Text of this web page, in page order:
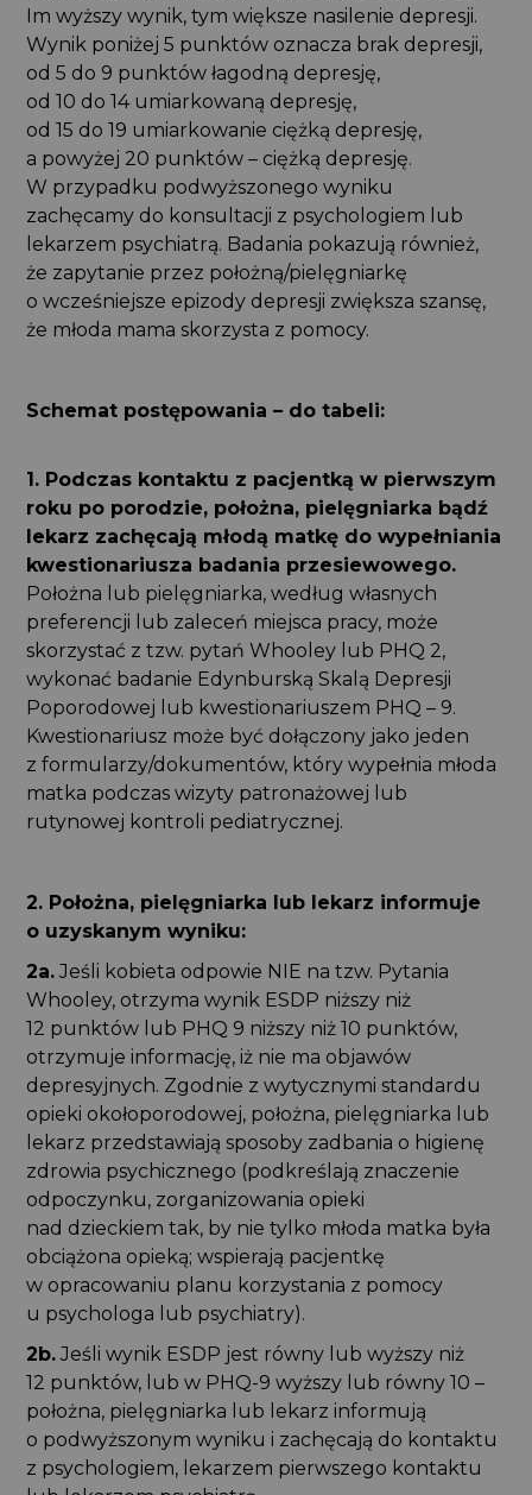
Im wyższy wynik, tym większe nasilenie depresji.
Wynik poniżej 5 punktów oznacza brak depresji,
od 5 do 9 punktów łagodną depresję,
od 10 do 14 umiarkowaną depresję,
od 15 do 19 umiarkowanie ciężką depresję,
a powyżej 20 punktów – ciężką depresję.
W przypadku podwyższonego wyniku
zachęcamy do konsultacji z psychologiem lub
lekarzem psychiatrą. Badania pokazują również,
że zapytanie przez położną/pielęgniarkę
o wcześniejsze epizody depresji zwiększa szansę,
że młoda mama skorzysta z pomocy.
Schemat postępowania – do tabeli:
1. Podczas kontaktu z pacjentką w pierwszym
roku po porodzie, położna, pielęgniarka bądź
lekarz zachęcają młodą matkę do wypełniania
kwestionariusza badania przesiewowego.
Położna lub pielęgniarka, według własnych
preferencji lub zaleceń miejsca pracy, może
skorzystać z tzw. pytań Whooley lub PHQ 2,
wykonać badanie Edynburską Skalą Depresji
Poporodowej lub kwestionariuszem PHQ – 9.
Kwestionariusz może być dołączony jako jeden
z formularzy/dokumentów, który wypełnia młoda
matka podczas wizyty patronażowej lub
rutynowej kontroli pediatrycznej.
2. Położna, pielęgniarka lub lekarz informuje
o uzyskanym wyniku:
2a. Jeśli kobieta odpowie NIE na tzw. Pytania
Whooley, otrzyma wynik ESDP niższy niż
12 punktów lub PHQ 9 niższy niż 10 punktów,
otrzymuje informację, iż nie ma objawów
depresyjnych. Zgodnie z wytycznymi standardu
opieki okołoporodowej, położna, pielęgniarka lub
lekarz przedstawiają sposoby zadbania o higienę
zdrowia psychicznego (podkreślają znaczenie
odpoczynku, zorganizowania opieki
nad dzieckiem tak, by nie tylko młoda matka była
obciążona opieką; wspierają pacjentkę
w opracowaniu planu korzystania z pomocy
u psychologa lub psychiatry).
2b. Jeśli wynik ESDP jest równy lub wyższy niż
12 punktów, lub w PHQ-9 wyższy lub równy 10 –
położna, pielęgniarka lub lekarz informują
o podwyższonym wyniku i zachęcają do kontaktu
z psychologiem, lekarzem pierwszego kontaktu